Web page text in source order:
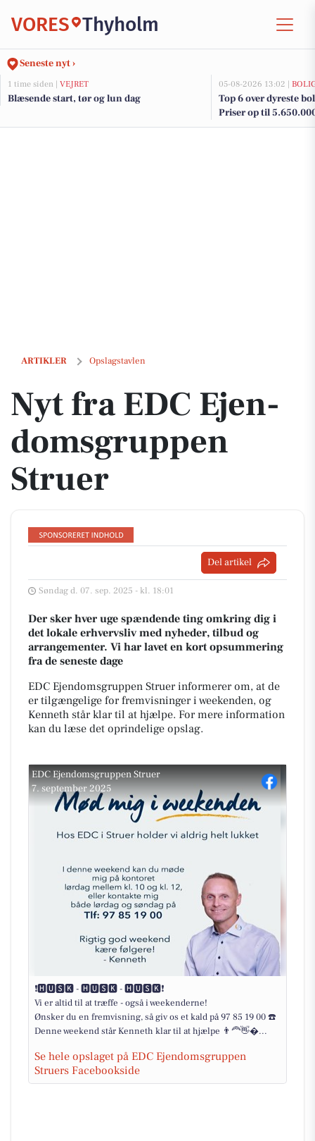
VORES Thyholm
Seneste nyt ›
1 time siden | VEJRET
Blæsende start, tør og lun dag
05-08-2026 13:02 |
Top 6 over dyreste
Priser op til
ARTIKLER Opslagstavlen
Nyt fra EDC Ejen­doms­grup­pen Struer
Nyt fra EDC Ejen­
doms­grup­pen
Struer
Del artikel
Søndag d. 07. sep. 2025 - kl. 18:01
Der sker hver uge spændende ting omkring dig i
det lokale erhvervsliv med nyheder, tilbud og
arrangementer. Vi har lavet en kort opsummering
fra de seneste dage
EDC Ejendomsgruppen Struer informerer om, at de
er tilgængelige for fremvisninger i weekenden, og
Kenneth står klar til at hjælpe. For mere information
kan du læse det oprindelige opslag.
EDC Ejen­doms­grup­pen Struer
7. september 2025
❗️🅷🆄🆂🅺 - 🅷🆄🆂🅺 - 🅷🆄🆂🅺❗️
Vi er altid til at træffe - også i weekenderne!
Ønsker du en fremvisning, så giv os et kald på 97 85 19 00 ☎️
Denne weekend står Kenneth klar til at hjælpe 👨‍🦰👋�...
Se hele opslaget på EDC Ejendomsgruppen
Struers Facebookside